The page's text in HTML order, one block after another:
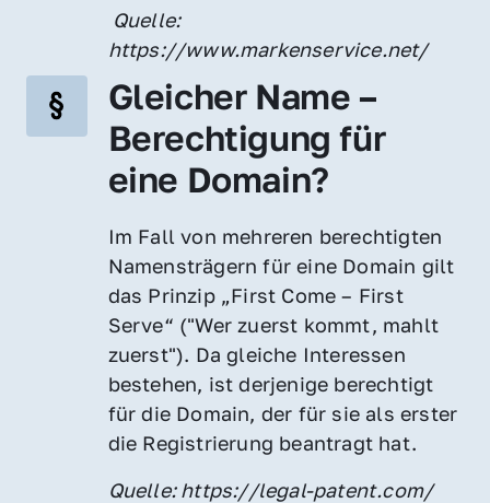
https://www.markenservice.net/
Gleicher Name –
Berechtigung für
eine Domain?
Im Fall von mehreren berechtigten
Namensträgern für eine Domain gilt
das Prinzip „First Come – First
Serve“ ("Wer zuerst kommt, mahlt
zuerst"). Da gleiche Interessen
bestehen, ist derjenige berechtigt
für die Domain, der für sie als erster
die Registrierung beantragt hat.
Quelle: https://legal-patent.com/